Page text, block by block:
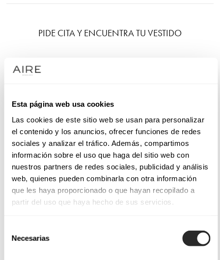
Esta página web usa cookies
Las cookies de este sitio web se usan para personalizar
el contenido y los anuncios, ofrecer funciones de redes
sociales y analizar el tráfico. Además, compartimos
información sobre el uso que haga del sitio web con
nuestros partners de redes sociales, publicidad y análisis
web, quienes pueden combinarla con otra información
que les haya proporcionado o que hayan recopilado a
partir del uso que haya hecho de sus servicios.
Necesarias
PIDE CITA Y ENCUENTRA TU VESTIDO